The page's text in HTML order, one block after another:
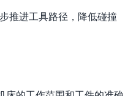
推进工具路径，降低碰撞